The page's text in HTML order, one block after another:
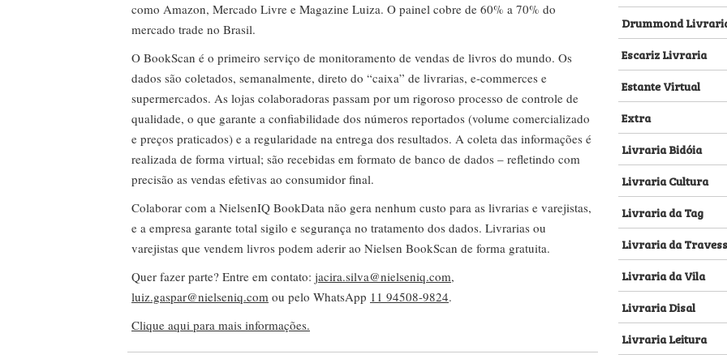
como Amazon, Mercado Livre e Magazine Luiza. O painel cobre de 60% a 70% do
mercado trade no Brasil.
O BookScan é o primeiro serviço de monitoramento de vendas de livros do mundo. Os
dados são coletados, semanalmente, direto do “caixa” de livrarias, e-commerces e
supermercados. As lojas colaboradoras passam por um rigoroso processo de controle de
qualidade, o que garante a confiabilidade dos números reportados (volume comercializado
e preços praticados) e a regularidade na entrega dos resultados. A coleta das informações é
realizada de forma virtual; são recebidas em formato de banco de dados – refletindo com
precisão as vendas efetivas ao consumidor final.
Colaborar com a NielsenIQ BookData não gera nenhum custo para as livrarias e varejistas,
e a empresa garante total sigilo e segurança no tratamento dos dados. Livrarias ou
varejistas que vendem livros podem aderir ao Nielsen BookScan de forma gratuita.
Quer fazer parte? Entre em contato: jacira.silva@nielseniq.com,
luiz.gaspar@nielseniq.com ou pelo WhatsApp 11 94508-9824.
Clique aqui para mais informações.
Drummond
Escariz Livraria
Estante Virtual
Extra
Livraria Bidóia
Livraria Cultura
Livraria da Tag
Livraria da
Livraria da Vila
Livraria Disal
Livraria Leitura